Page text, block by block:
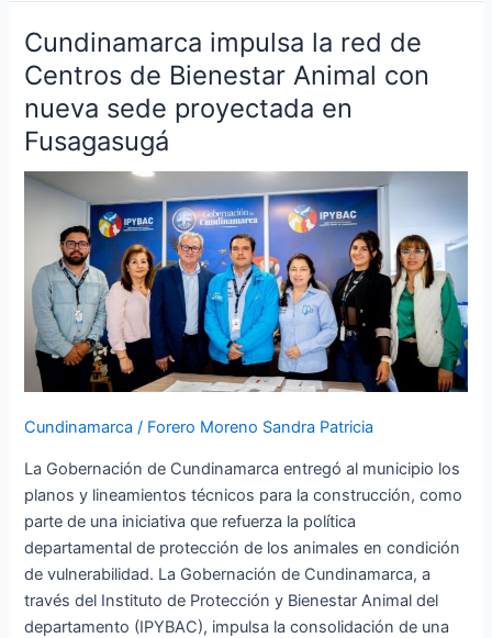
Cundinamarca impulsa la red de
Centros de Bienestar Animal con
nueva sede proyectada en
Fusagasugá
Cundinamarca / Forero Moreno Sandra Patricia
La Gobernación de Cundinamarca entregó al municipio los
planos y lineamientos técnicos para la construcción, como
parte de una iniciativa que refuerza la política
departamental de protección de los animales en condición
de vulnerabilidad. La Gobernación de Cundinamarca, a
través del Instituto de Protección y Bienestar Animal del
departamento (IPYBAC), impulsa la consolidación de una
Cundinamarca
impulsa
la
red
de
Centros
de
Bienestar
Animal
con
nueva
sede
proyectada
en